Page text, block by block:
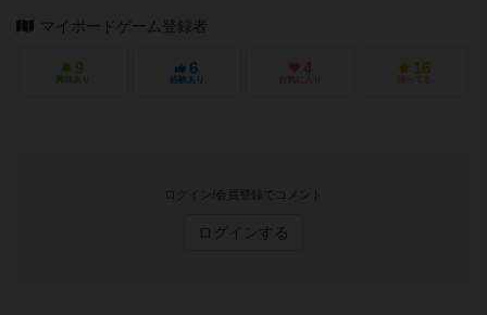
マイボードゲーム登録者
9
興味あり
6
経験あり
4
お気に入り
16
持ってる
ログイン/会員登録でコメント
ログインする